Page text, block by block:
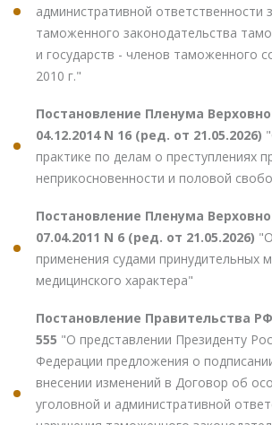
административной ответственности
таможенного законодательства
и государств - членов таможенного
2010 г."
Постановление Пленума
04.12.2014 N 16 (ред. от 21.05.2026)
практике по делам о преступлениях
неприкосновенности и половой
Постановление Пленума
07.04.2011 N 6 (ред. от 21.05.2026)
применения судами принудительных
медицинского характера"
Постановление Правительства РФ
555 "О представлении Президенту
Федерации предложения о
внесении изменений в Договор об
уголовной и административной